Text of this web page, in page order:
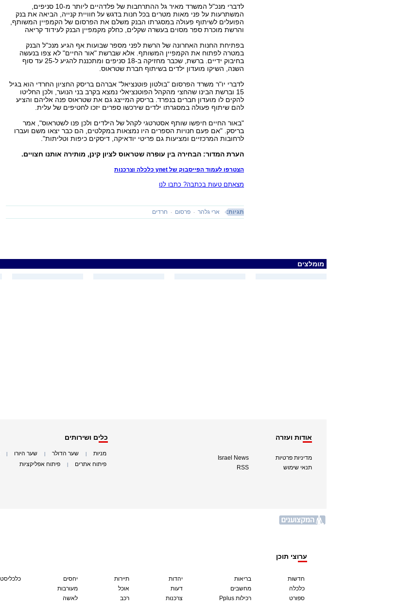
לדברי מנכ"ל המשרד מאיר גל ההתרחבות של פלדהיים ליותר מ-10 סניפים,
המשתרעות על פני מאות מטרים בכל חנות בדגש על חוויית קנייה, הביאה את בנק
הפועלים לשיתוף פעולה במסגרתו הבנק משלם את הפרסום של הקמפיין המשותף,
והרשת מוכרת ספר מסוים בעשרה שקלים, כחלק מקמפיין הבנק לעידוד קריאה
בפתיחת החנות האחרונה של הרשת לפני מספר שבועות אף הגיע מנכ"ל הבנק
במטרה לפתוח את הקמפיין המשותף. אלא שברשת "אור החיים" לא צפו בנעשה
בחיבוק ידיים. ברשת, שכבר מחזיקה ב-18 סניפים ומתכננת להגיע ל-25 עד סוף
השנה, השיקו מועדון ילדים בשיתוף חברת שטראוס.
לדברי יו"ר משרד הפרסום "בולטון פוטנציאל" אברהם בריסק החציון החרדי הוא בגיל
15 וברשת הבינו שהחצי מהקהל הפוטנציאלי נמצא בקרב בני הנוער, ולכן החליטו
להקים לו מועדון חברים בנפרד. בריסק המייצג גם את שטראוס פנה אליהם והציע
להם שיתוף פעולה במסגרתו ילדים שירכשו ספרים יזכו לחטיפים של עלית.
"באור החיים חיפשו שותף אסטרטגי לקהל של הילדים ולכן פנו לשטראוס", אמר
בריסק. "אם פעם חנויות הספרים היו נמצאות במקלטים, הם כבר יצאו משם ועברו
לרחובות המרכזיים ומציעות גם פריטי יודאיקה, דיסקים כיפות וטליתות".
הערת המדור: הבחירה בין עופרה שטראוס לציון קינן, מותירה אותנו חצויים.
הצטרפו לעמוד הפייסבוק של ynet כלכלה וצרכנות
מצאתם טעות בכתבה? כתבו לנו
תגיות: ארי גלהר פרסום חרדים
מומלצים
אודות ועזרה
מדיניות פרטיות
תנאי שימוש
Israel News
RSS
כלים ושירותים
מניות שער הדולר שער היורו
פיתוח אתרים פיתוח אפליקציות
ערוצי תוכן
חדשות
כלכלה
ספורט
בריאות
מחשבים
Pplus רכילות
יהדות
דעות
צרכנות
תיירות
אוכל
רכב
יחסים
מעורבות
לאשה
כלכליסט